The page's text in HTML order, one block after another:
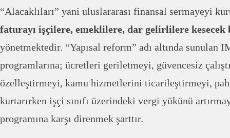
“Alacaklıları” yani uluslararası finansal sermayeyi
faturayı işçilere, emeklilere, dar gelirlilere kesecek
yönetmektedir. “Yapısal reform” adı altında sunulan
programlarına; ücretleri geriletmeyi, güvencesiz
özelleştirmeyi, kamu hizmetlerini ticarileştirmeyi,
kurtarırken işçi sınıfı üzerindeki vergi yükünü
programına karşı direnmek şarttır.